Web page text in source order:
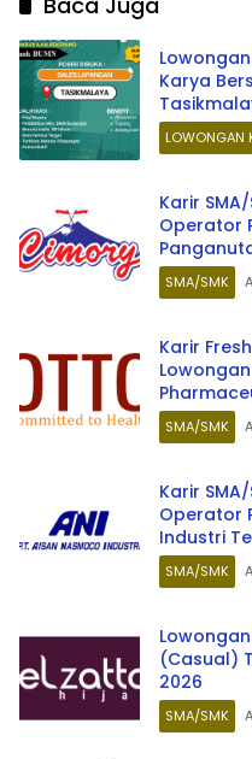
Karya
LOWONGAN
Karir
Operator
Barat
SMA/SMK
Karir
Lowongan
Kota
SMA/SMK
Karir
Operator
Industri
SMA/SMK
(Casual)
2026
SMA/SMK